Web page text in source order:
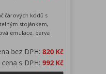
čárových kódů s
stojánkem,
emulace, barva
bez DPH: 820 Kč
cena s DPH: 992 Kč